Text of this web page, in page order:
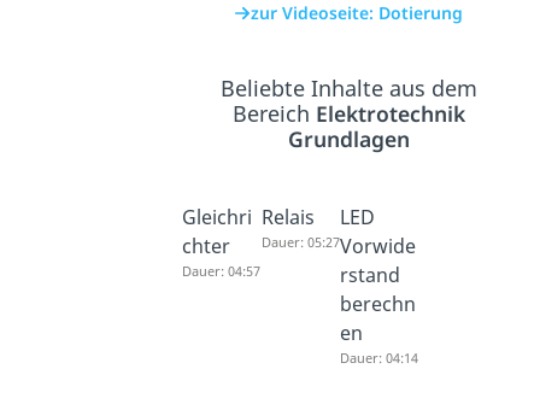
zur Videoseite: Dotierung
Beliebte Inhalte aus dem
Bereich Elektrotechnik
Grundlagen
Gleichri
chter
Dauer: 04:57
Relais
Dauer: 05:27
LED
Vorwide
rstand
berechn
en
Dauer: 04:14